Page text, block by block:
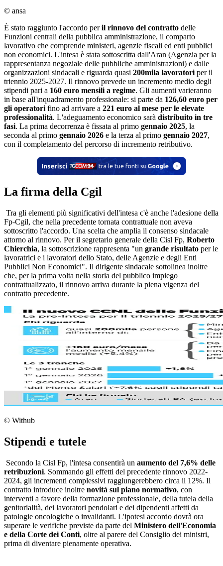
© ansa
È stato raggiunto l'accordo peril rinnovo del contratto delle
Funzioni centrali della pubblica amministrazione, il comparto
lavorativo che comprende ministeri, agenzie fiscali ed enti pubblici
non economici. L'intesa è stata sottoscritta dall'Aran (Agenzia per la
rappresentanza negoziale delle pubbliche amministrazioni) e dalle
organizzazioni sindacali e riguarda quasi 200mila lavoratori per il
triennio 2025-2027. Il rinnovo prevede un incremento medio degli
stipendi pari a 160 euro mensili a regime. Gli aumenti varieranno
in base all'inquadramento professionale: si parte da 126,60 euro per
gli operatori fino ad arrivare a 221 euro al mese per le elevate
professionalità. L'adeguamento economico sarà distribuito in tre
fasi. La prima decorrenza è fissata al primo gennaio 2025, la
seconda al primo gennaio 2026 e la terza al primo gennaio 2027,
con il completamento del percorso di incremento retributivo.
La firma della Cgil
Tra gli elementi più significativi dell'intesa c'è anche l'adesione della
Fp-Cgil, che nella precedente tornata contrattuale non aveva
sottoscritto l'accordo. Una scelta che amplia il consenso sindacale
attorno al rinnovo. Per il segretario generale della Cisl Fp, Roberto
Chierchia, la sottoscrizione rappresenta "un grande risultato per le
lavoratrici e i lavoratori dello Stato, delle Agenzie e degli Enti
Pubblici Non Economici". Il dirigente sindacale sottolinea inoltre
che, per la prima volta nella storia del pubblico impiego
contrattualizzato, il rinnovo arriva durante la piena vigenza del
contratto precedente.
© Withub
Stipendi e tutele
Secondo la Cisl Fp, l'intesa consentirà un aumento del 7,6% delle
retribuzioni. Sommando gli effetti del precedente rinnovo 2022-
2024, gli incrementi complessivi raggiungerebbero circa il 12%. Il
contratto introduce inoltre novità sul piano normativo, con
interventi a favore della formazione professionale, della tutela della
genitorialità, dei lavoratori pendolari e dei dipendenti affetti da
patologie oncologiche o invalidanti. L'ipotesi accordo dovrà ora
superare le verifiche previste da parte del Ministero dell'Economia
e della Corte dei Conti, oltre al parere del Consiglio dei ministri,
prima di diventare pienamente operativa.